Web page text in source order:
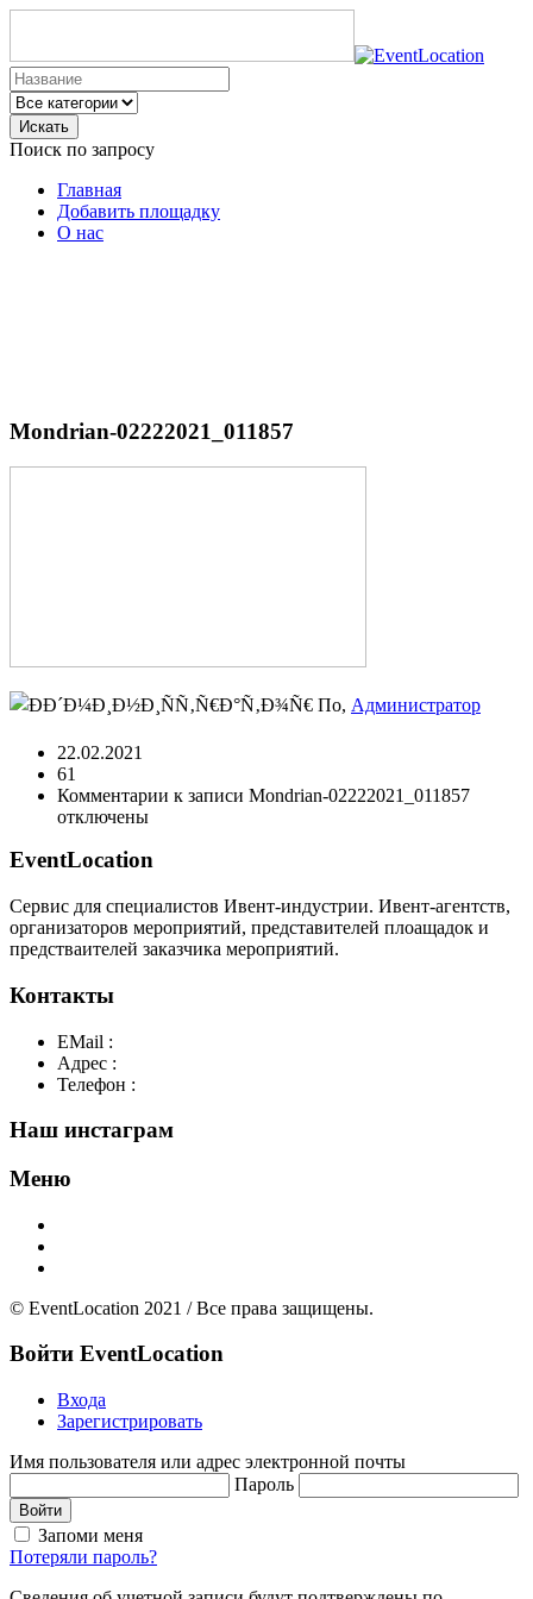
Искать
Поиск по запросу
Главная
Добавить площадку
О нас
Mondrian-02222021_011857
По, Администратор
22.02.2021
61
Комментарии к записи Mondrian-02222021_011857
отключены
EventLocation
Сервис для специалистов Ивент-индустрии. Ивент-агентств,
организаторов мероприятий, представителей плоащадок и
предстваителей заказчика мероприятий.
Контакты
EMail :
Адрес :
Телефон :
Наш инстаграм
Меню
© EventLocation 2021 / Все права защищены.
Войти EventLocation
Входа
Зарегистрировать
Имя пользователя или адрес электронной почты
Пароль
Войти
Запоми меня
Потеряли пароль?